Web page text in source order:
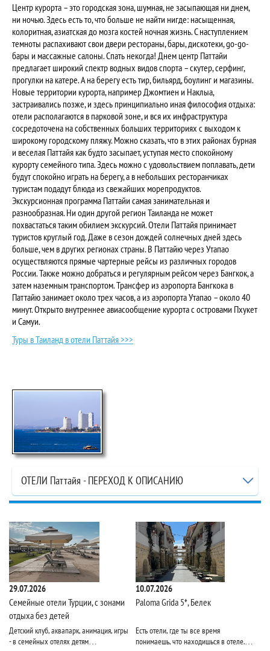
Центр курорта – это городская зона, шумная, не засыпающая ни днем,
ни ночью. Здесь есть то, что больше не найти нигде: насыщенная,
колоритная, азиатская до мозга костей ночная жизнь. С наступлением
темноты распахивают свои двери рестораны, бары, дискотеки, go-go-
бары и массажные салоны. Спать некогда! Днем центр Паттайи
предлагает широкий спектр водных видов спорта – скутер, серфинг,
прогулки на катере. А на берегу есть тир, бильярд, боулинг и магазины.
Новые территории курорта, например Джомтиен и Наклыа,
застраивались позже, и здесь принципиально иная философия отдыха:
отели располагаются в парковой зоне, и вся их инфраструктура
сосредоточена на собственных больших территориях с выходом к
широкому городскому пляжу. Можно сказать, что в этих районах бурная
и веселая Паттайя как будто засыпает, уступая место спокойному
курорту семейного типа. Здесь можно с удовольствием поплавать, дети
будут спокойно играть на берегу, а в небольших ресторанчиках
туристам подадут блюда из свежайших морепродуктов.
Экскурсионная программа Паттайи самая занимательная и
разнообразная. Ни один другой регион Таиланда не может
похвастаться таким обилием экскурсий. Отели Паттайя принимает
туристов круглый год. Даже в сезон дождей солнечных дней здесь
больше, чем в других регионах страны. В Паттайю через Утапао
осуществляются прямые чартерные рейсы из различных городов
России. Также можно добраться и регулярным рейсом через Бангкок, а
затем наземным транспортом. Трансфер из аэропорта Бангкока в
Паттайю занимает около трех часов, а из аэропорта Утапао – около 40
минут. Открыто внутреннее авиасообщение курорта с островами Пхукет
и Самуи.
Туры в Таиланд в отели Паттайя >>>
ОТЕЛИ Паттайя - ПЕРЕХОД К ОПИСАНИЮ
29.07.2026
Семейные отели Турции, с зонами
отдыха без детей
Детский клуб, аквапарк, анимация, игры
- в семейных отелях детям…
10.07.2026
Paloma Grida 5*, Белек
Есть отели, где ты все время
понимаешь, что находишься в отеле.…